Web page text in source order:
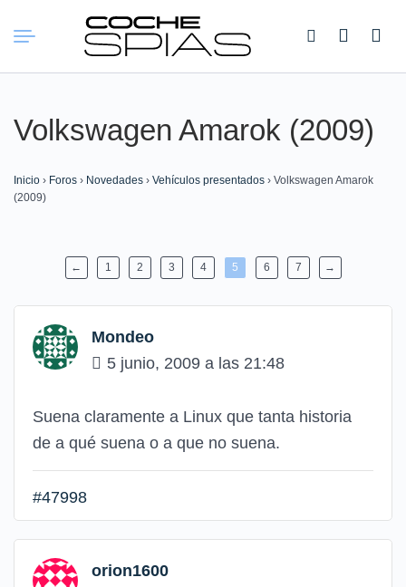
Buscar:
Volkswagen Amarok (2009)
Inicio › Foros › Novedades › Vehículos presentados › Volkswagen Amarok
(2009)
← 1 2 3 4 5 6 7 →
Mondeo
5 junio, 2009 a las 21:48
Suena claramente a Linux que tanta historia
de a qué suena o a que no suena.
#47998
orion1600